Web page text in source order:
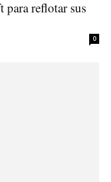
para reflotar sus
0